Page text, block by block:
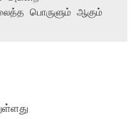
பொருளும் ஆகும்